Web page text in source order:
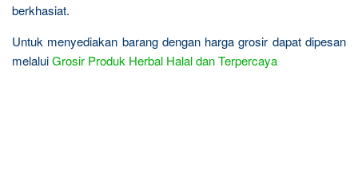
berkhasiat.
Untuk menyediakan barang dengan harga grosir dapat dipesan
melaluiGrosir Produk Herbal Halal dan Terpercaya